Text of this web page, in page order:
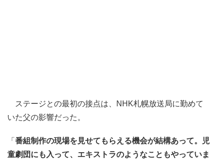
ステージとの最初の接点は、NHK札幌放送局に勤めて
いた父の影響だった。
「 番組制作の現場を見せてもらえる機会が結構あって。児
童劇団にも入って、エキストラのようなこともやっていま